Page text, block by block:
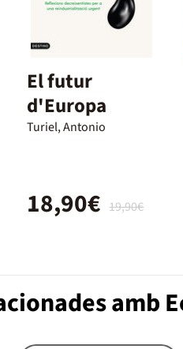
El futur
d'Europa
Turiel, Antonio
19,90€
18,90€
amb